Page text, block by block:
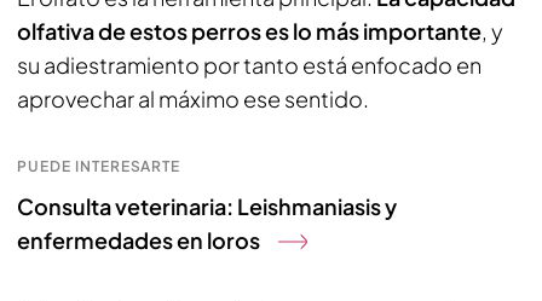
olfativa de estos perros es lo más importante, y
su adiestramiento por tanto está enfocado en
aprovechar al máximo ese sentido.
PUEDE INTERESARTE
Consulta veterinaria: Leishmaniasis y
enfermedades en loros